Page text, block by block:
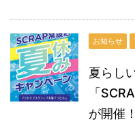
お知らせ
夏らし
「
が開催